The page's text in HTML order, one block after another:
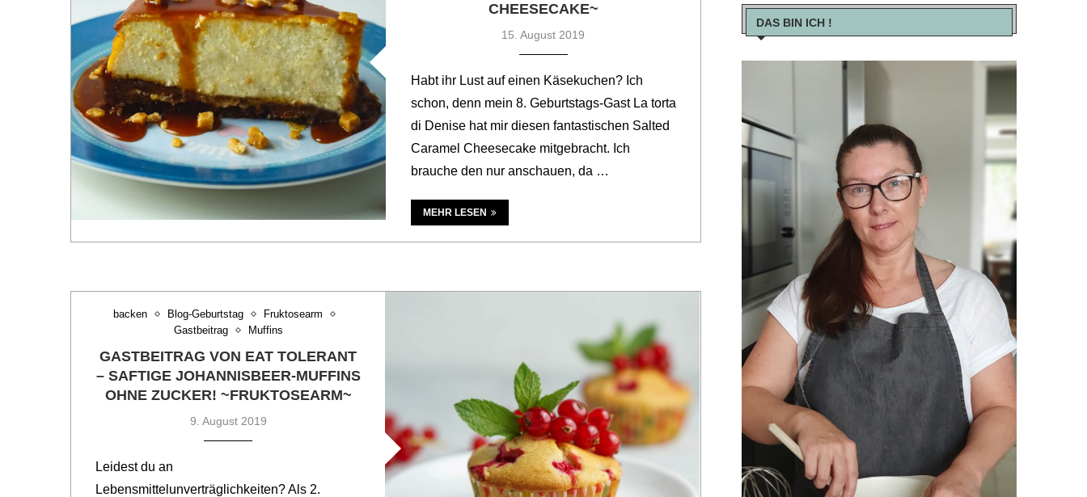
CHEESECAKE~
15. August 2019
Habt ihr Lust auf einen Käsekuchen? Ich
schon, denn mein 8. Geburtstags-Gast La torta
di Denise hat mir diesen fantastischen Salted
Caramel Cheesecake mitgebracht. Ich
brauche den nur anschauen, da …
MEHR LESEN
backen Blog-Geburtstag
Fruktosearm
Gastbeitrag
Muffins
GASTBEITRAG VON EAT TOLERANT
– SAFTIGE JOHANNISBEER-MUFFINS
OHNE ZUCKER! ~FRUKTOSEARM~
9. August 2019
Leidest du an
Lebensmittelunverträglichkeiten? Als 2.
DAS BIN ICH !